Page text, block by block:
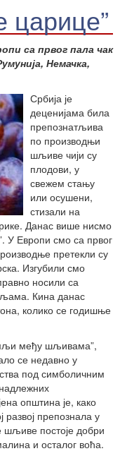
царице”
са првог пала чак
Немачка,
Србија је
деценијама била
препознатљива
по производњи
шљиве чији су
плодови, у
свежем стању
или осушени,
стизали на
Данас више нисмо
У Европи смо са првог
претекли су
Изгубили смо
носили са
Кина данас
колико се годишње
међу шљивама”,
се недавно у
под симболичним
општина је, како
препознала у
шљиве постоје добри
и осталог воћа.